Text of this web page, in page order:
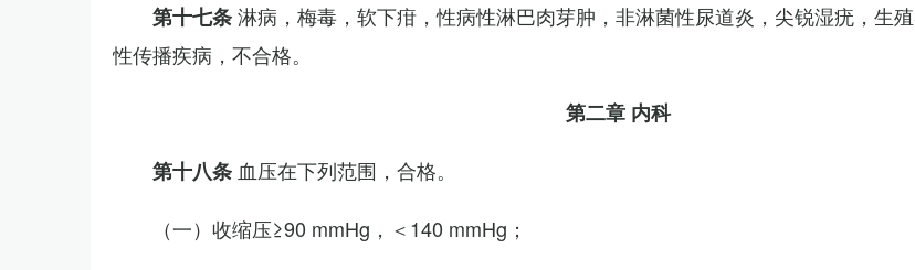
第十七条淋病，梅毒，软下疳，性病性淋巴肉芽肿，非淋菌性尿道炎，尖锐湿疣，生
性传播疾病，不合格。
第二章 内科
第十八条 血压在下列范围，合格。
（一）收缩压≥90 mmHg，＜140 mmHg；